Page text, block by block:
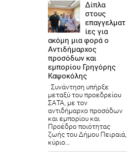
Δίπλα
στους
επαγγελματ
ίες για
ακόμη μια φορά ο
Αντιδήμαρχος
προσόδων και
εμπορίου Γρηγόρης
Καψοκόλης
Συνάντηση υπήρξε
μεταξύ του προεδρείου
ΣΑΤΑ, με τον
αντιδήμαρχο προσόδων
και εμπορίου και
Προέδρο ποιότητας
ζωής του Δήμου Πειραιά,
κύριο...